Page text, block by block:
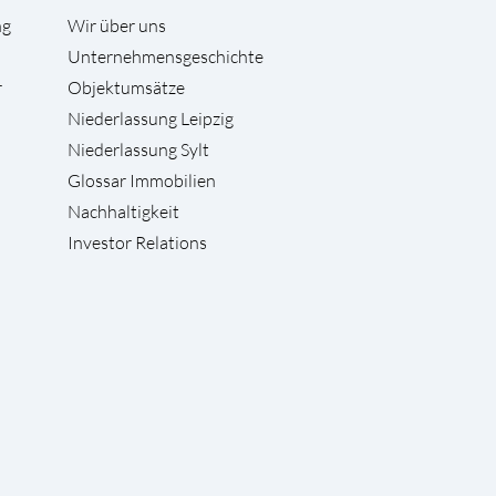
Wir über uns
Unternehmensgeschichte
Objektumsätze
Niederlassung Leipzig
Niederlassung Sylt
Glossar Immobilien
Nachhaltigkeit
Investor Relations